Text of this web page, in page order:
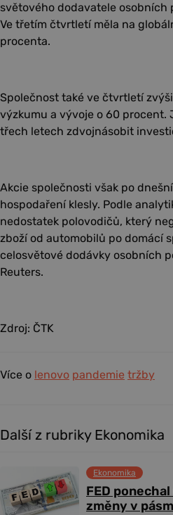
světového dodavatele osobních
Ve třetím čtvrtletí měla na
procenta.
Společnost také ve čtvrtletí
výzkumu a vývoje o 60 procent.
třech letech zdvojnásobit
Akcie společnosti však po
hospodaření klesly. Podle
nedostatek polovodičů, který
zboží od automobilů po domácí
celosvětové dodávky osobních
Reuters.
Zdroj: ČTK
Více o lenovo pandemie tržby
Další z rubriky Ekonomika
FED
změny v
Ekonomika